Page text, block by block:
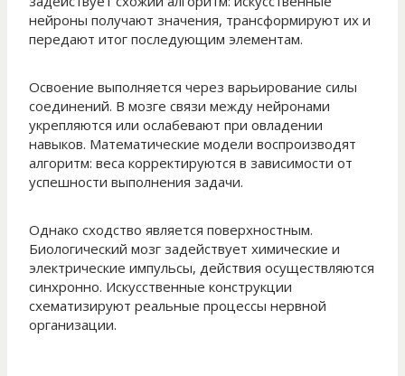
нейроны получают значения, трансформируют их и
передают итог последующим элементам.
Освоение выполняется через варьирование силы
соединений. В мозге связи между нейронами
укрепляются или ослабевают при овладении
навыков. Математические модели воспроизводят
алгоритм: веса корректируются в зависимости от
успешности выполнения задачи.
Однако сходство является поверхностным.
Биологический мозг задействует химические и
электрические импульсы, действия осуществляются
синхронно. Искусственные конструкции
схематизируют реальные процессы нервной
организации.